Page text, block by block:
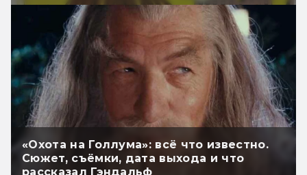
«Охота на Голлума»: всё что известно.
Сюжет, съёмки, дата выхода и что
рассказал Гэндальф